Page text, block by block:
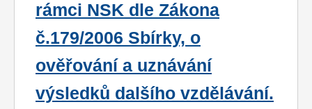
rámci NSK dle Zákona
č.179/2006 Sbírky, o
ověřování a uznávání
výsledků dalšího vzdělávání.